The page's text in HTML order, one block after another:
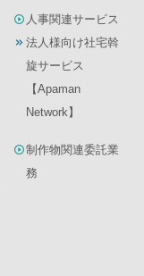
人事関連サービス
法人様向け社宅斡
旋サービス
【Apaman
Network】
制作物関連委託業
務